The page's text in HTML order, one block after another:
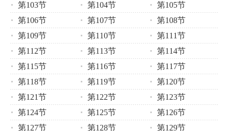
第103节
第104节
第105节
第106节
第107节
第108节
第109节
第110节
第111节
第112节
第113节
第114节
第115节
第116节
第117节
第118节
第119节
第120节
第121节
第122节
第123节
第124节
第125节
第126节
第127节
第128节 第129节